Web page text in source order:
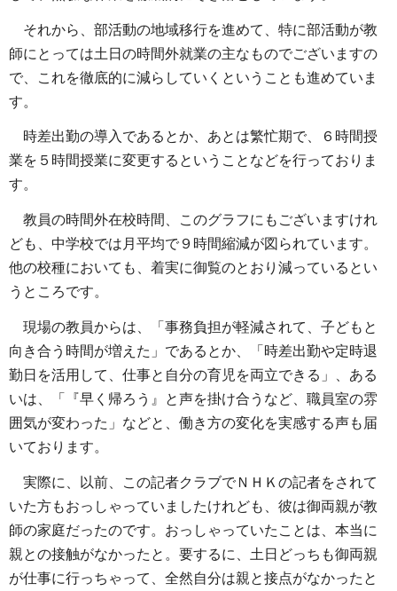
それから、部活動の地域移行を進めて、特に部活動が教
師にとっては土日の時間外就業の主なものでございますの
で、これを徹底的に減らしていくということも進めていま
す。
時差出勤の導入であるとか、あとは繁忙期で、６時間授
業を５時間授業に変更するということなどを行っておりま
す。
教員の時間外在校時間、このグラフにもございますけれ
ども、中学校では月平均で９時間縮減が図られています。
他の校種においても、着実に御覧のとおり減っているとい
うところです。
現場の教員からは、「事務負担が軽減されて、子どもと
向き合う時間が増えた」であるとか、「時差出勤や定時退
勤日を活用して、仕事と自分の育児を両立できる」、ある
いは、「『早く帰ろう』と声を掛け合うなど、職員室の雰
囲気が変わった」などと、働き方の変化を実感する声も届
いております。
実際に、以前、この記者クラブでＮＨＫの記者をされて
いた方もおっしゃっていましたけれども、彼は御両親が教
師の家庭だったのです。おっしゃっていたことは、本当に
親との接触がなかったと。要するに、土日どっちも御両親
が仕事に行っちゃって、全然自分は親と接点がなかったと